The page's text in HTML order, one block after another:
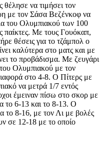
να τιμήσει τον
με τον Σάσα Βεζένκοφ να
του Ολυμπιακού των 100
παίκτες. Με τους Γουόκαπ,
θέσεις για το τζάμπολ ο
καλύτερα στο ματς και με
το προβάδισμα. Με ζευγάρι
Ολυμπιακού με τον
στο 4-8. Ο Πίτερς με
να μετρά 1/7 εντός
έμειναν πίσω στο σκορ με
το 6-13 και το 8-13. Ο
το 8-16, με τον Λι με βολές
σε 12-18 με το οποίο